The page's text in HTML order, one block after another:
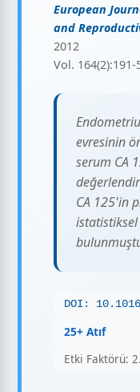
European
and
2012
Vol. 164(2):191-
evresinin
serum CA
CA 125'in
DOI:
25+ Atıf
Etki Faktörü: